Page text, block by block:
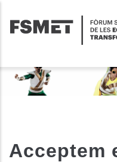
contingut
Acceptem